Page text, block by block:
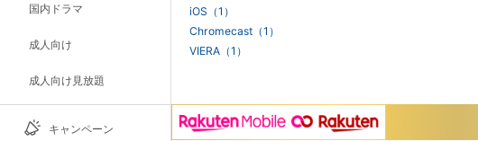
国内ドラマ
成人向け
成人向け見放題
キャンペーン
iOS（1）
Chromecast（1）
VIERA（1）